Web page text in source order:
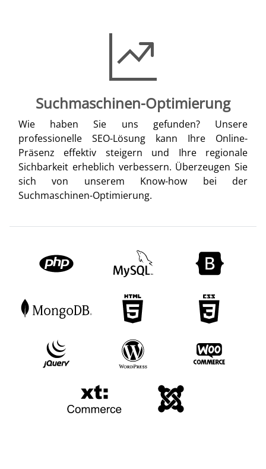
Suchmaschinen-Optimierung
Wie haben Sie uns gefunden? Unsere
professionelle SEO-Lösung kann Ihre Online-
Präsenz effektiv steigern und Ihre regionale
Sichbarkeit erheblich verbessern. Überzeugen Sie
sich von unserem Know-how bei der
Suchmaschinen-Optimierung.